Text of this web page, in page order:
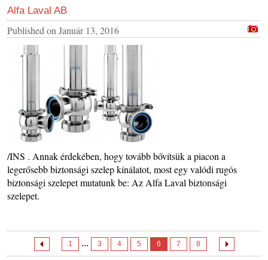
Alfa Laval AB
Published on Január 13, 2016
/INS . Annak érdekében, hogy tovább bővítsük a piacon a
legerősebb biztonsági szelep kínálatot, most egy valódi rugós
biztonsági szelepet mutatunk be: Az Alfa Laval biztonsági
szelepet.
1 ... 3 4 5 6 7 8